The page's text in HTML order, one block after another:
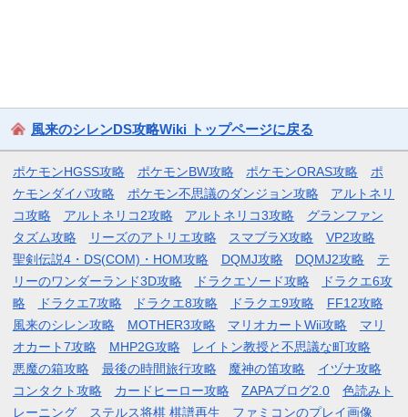
風来のシレンDS攻略Wiki トップページに戻る
ポケモンHGSS攻略 ポケモンBW攻略 ポケモンORAS攻略
ポ
ケモンダイパ攻略
ポケモン不思議のダンジョン攻略
アルトネリ
コ攻略
アルトネリコ2攻略 アルトネリコ3攻略
グランファン
タズム攻略
リーズのアトリエ攻略 スマブラX攻略
VP2攻略
聖剣伝説4・DS(COM)・HOM攻略
DQMJ攻略 DQMJ2攻略
テ
リーのワンダーランド3D攻略
ドラクエソード攻略
ドラクエ6攻
略
ドラクエ7攻略 ドラクエ8攻略 ドラクエ9攻略
FF12攻略
風来のシレン攻略
MOTHER3攻略 マリオカートWii攻略
マリ
オカート7攻略
MHP2G攻略
レイトン教授と不思議な町攻略
悪魔の箱攻略
最後の時間旅行攻略 魔神の笛攻略
イヅナ攻略
コンタクト攻略
カードヒーロー攻略 ZAPAブログ2.0
色読みト
レーニング
ステルス将棋 棋譜再生 ファミコンのプレイ画像